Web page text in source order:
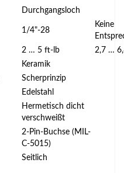
Durchgangsloch
1/4"-28
Keine
2 … 5 ft-lb
2,7 …
Keramik
Scherprinzip
Edelstahl
Hermetisch dicht
verschweißt
2-Pin-Buchse (MIL-
C-5015)
Seitlich